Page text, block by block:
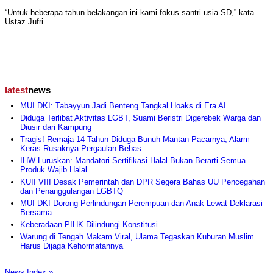
“Untuk beberapa tahun belakangan ini kami fokus santri usia SD,” kata
Ustaz Jufri.
latestnews
MUI DKI: Tabayyun Jadi Benteng Tangkal Hoaks di Era AI
Diduga Terlibat Aktivitas LGBT, Suami Beristri Digerebek Warga dan
Diusir dari Kampung
Tragis! Remaja 14 Tahun Diduga Bunuh Mantan Pacarnya, Alarm
Keras Rusaknya Pergaulan Bebas
IHW Luruskan: Mandatori Sertifikasi Halal Bukan Berarti Semua
Produk Wajib Halal
KUII VIII Desak Pemerintah dan DPR Segera Bahas UU Pencegahan
dan Penanggulangan LGBTQ
MUI DKI Dorong Perlindungan Perempuan dan Anak Lewat Deklarasi
Bersama
Keberadaan PIHK Dilindungi Konstitusi
Warung di Tengah Makam Viral, Ulama Tegaskan Kuburan Muslim
Harus Dijaga Kehormatannya